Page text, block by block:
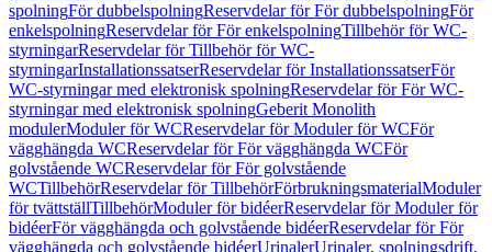
spolningFör dubbelspolningReservdelar för För dubbelspolningFör
enkelspolningReservdelar för För enkelspolningTillbehör för WC-
styrningarReservdelar för Tillbehör för WC-
styrningarInstallationssatserReservdelar för InstallationssatserFör
WC-styrningar med elektronisk spolningReservdelar för För WC-
styrningar med elektronisk spolningGeberit Monolith
modulerModuler för WCReservdelar för Moduler för WCFör
vägghängda WCReservdelar för För vägghängda WCFör
golvstående WCReservdelar för För golvstående
WCTillbehörReservdelar för TillbehörFörbrukningsmaterialModuler
för tvättställTillbehörModuler för bidéerReservdelar för Moduler för
bidéerFör vägghängda och golvstående bidéerReservdelar för För
vägghängda och golvstående bidéerUrinalerUrinaler, spolningsdrift,